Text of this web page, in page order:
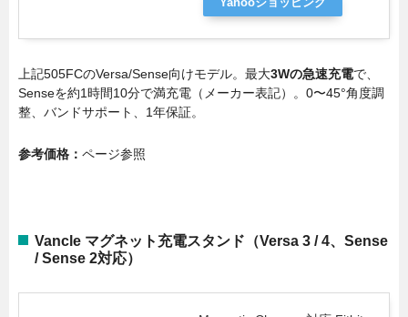
Yahooショッピング
上記505FCのVersa/Sense向けモデル。最大3Wの急速充電で、
Senseを約1時間10分で満充電（メーカー表記）。0〜45°角度調
整、バンドサポート、1年保証。
参考価格： ページ参照
Vancle マグネット充電スタンド（Versa 3 / 4、Sense
/ Sense 2対応）